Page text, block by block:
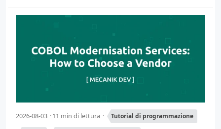
2026-08-03 11 min di lettura Tutorial di programmazione